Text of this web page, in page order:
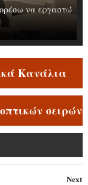
να εργαστώ
Κανάλια
σειρών
Next